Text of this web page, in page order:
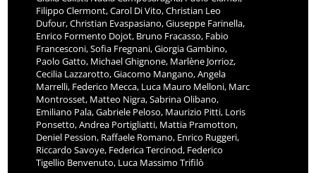
Filippo Clermont, Carol Di Vito, Christian Leo
Dufour, Christian Evaspasiano, Giuseppe Farinella,
Enrico Formento Dojot, Bruno Fracasso, Fabio
Francesconi, Sofia Fregnani, Giorgia Gambino,
Paolo Gatto, Michael Ghignone, Marlène Jorrioz,
Cecilia Lazzarotto, Giacomo Mangano, Angela
Marrelli, Federico Mecca, Luca Mauro Melloni, Marc
Montrosset, Matteo Nigra, Sabrina Olibano,
Emiliano Pala, Gabriele Peloso, Maurizio Pitti, Loris
Ponsetto, Andrea Portigliatti, Mattia Pramotton,
Deniel Pession, Raffaele Romano, Enrico Ruggeri,
Riccardo Savoye, Federica Tercinod, Federico
Tigellio Benvenuto, Luca Massimo Trifilò